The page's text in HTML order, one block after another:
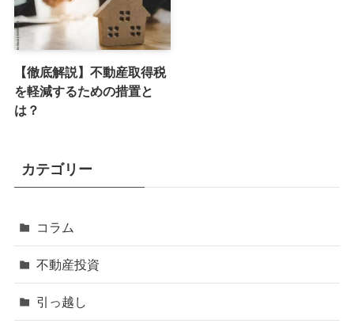
【徹底解説】不動産取得税
を軽減するための措置と
は？
カテゴリー
コラム
不動産投資
引っ越し